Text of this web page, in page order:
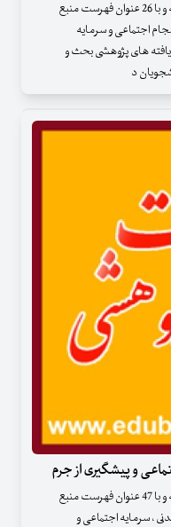
در این مقاله علمی و پژوهشی که در 24 صفحه و با 26 عنوان فهرست منبع
اجتماعی و سرمایه
یافته های پژوهشی بحث و
د
و پیشگیری از جرم
در این مقاله علمی و پژوهشی که در 24 صفحه و با 47 عنوان فهرست منبع
، سرمایه اجتماعی و